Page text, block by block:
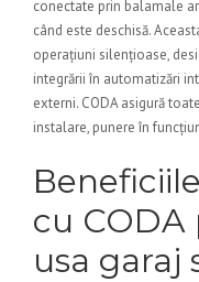
conectate prin balamale
când este deschisă.
operațiuni silențioase,
integrării în automatizări
externi. CODA asigură
instalare, punere în
cu
usa garaj